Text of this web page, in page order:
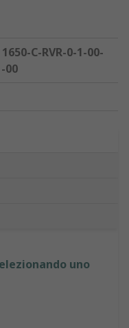
C-RVR-0-1-00-
00
uno